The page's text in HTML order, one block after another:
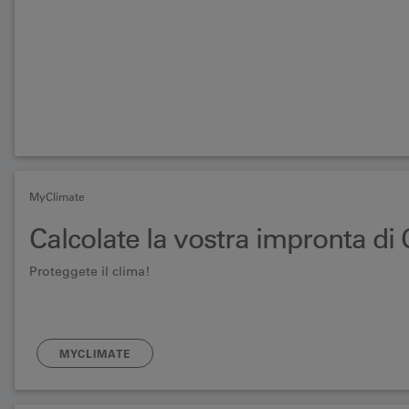
MyClimate
Calcolate la vostra impronta di
Proteggete il clima!
MYCLIMATE